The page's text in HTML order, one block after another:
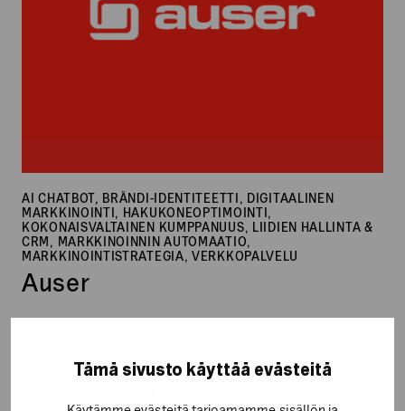
Tämä sivusto käyttää evästeitä
AI CHATBOT, BRÄNDI-IDENTITEETTI, DIGITAALINEN
MARKKINOINTI, HAKUKONEOPTIMOINTI,
KOKONAISVALTAINEN KUMPPANUUS, LIIDIEN HALLINTA &
CRM, MARKKINOINNIN AUTOMAATIO,
MARKKINOINTISTRATEGIA, VERKKOPALVELU
Auser